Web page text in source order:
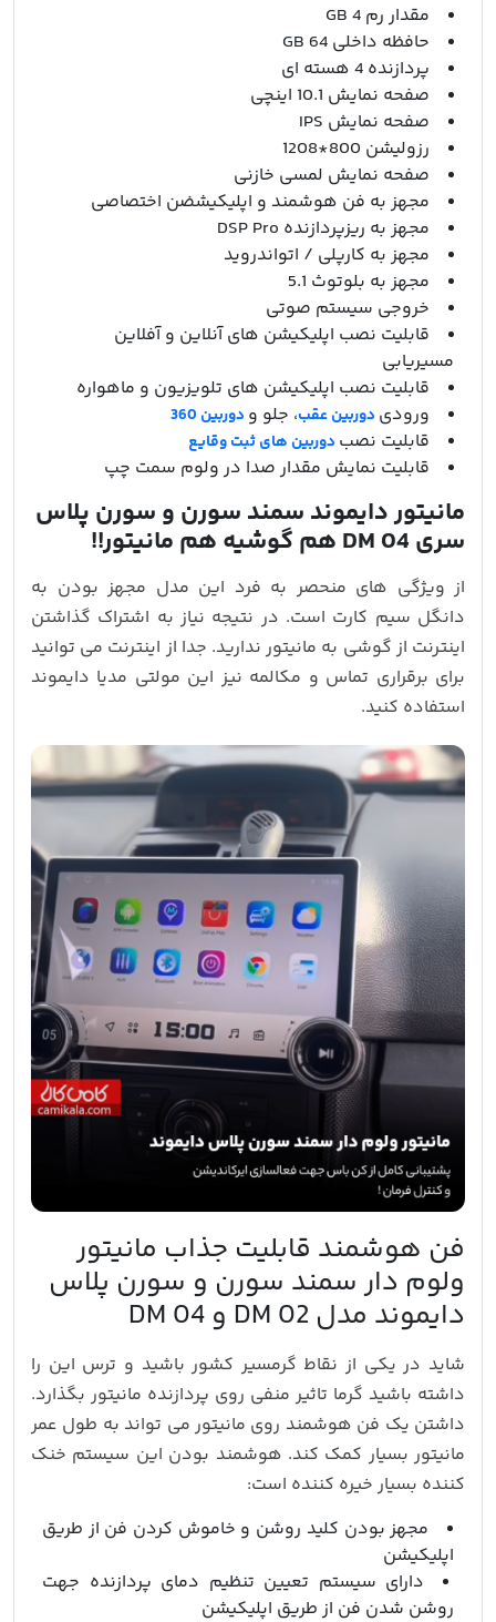
مقدار رم 4 GB
حافظه داخلی 64 GB
پردازنده 4 هسته ای
صفحه نمایش 10.1 اینچی
صفحه نمایش IPS
رزولیشن 800*1208
صفحه نمایش لمسی خازنی
مجهز به فن هوشمند و اپلیکیشضن اختصاصی
مجهز به ریزپردازنده DSP Pro
مجهز به کارپلی / اتواندروید
مجهز به بلوتوث 5.1
خروجی سیستم صوتی
قابلیت نصب اپلیکیشن های آنلاین و آفلاین
مسیریابی
قابلیت نصب اپلیکیشن های تلویزیون و ماهواره
ورودی دوربین عقب، جلو و دوربین 360
قابلیت نصب دوربین های ثبت وقایع
قابلیت نمایش مقدار صدا در ولوم سمت چپ
مانیتور دایموند سمند سورن و سورن پلاس
سری DM 04 هم گوشیه هم مانیتور!!
از ویژگی های منحصر به فرد این مدل مجهز بودن به
دانگل سیم کارت است. در نتیجه نیاز به اشتراک گذاشتن
اینترنت از گوشی به مانیتور ندارید. جدا از اینترنت می توانید
برای برقراری تماس و مکالمه نیز این مولتی مدیا دایموند
استفاده کنید.
فن هوشمند قابلیت جذاب مانیتور
ولوم دار سمند سورن و سورن پلاس
دایموند مدل DM 02 و DM 04
شاید در یکی از نقاط گرمسیر کشور باشید و ترس این را
داشته باشید گرما تاثیر منفی روی پردازنده مانیتور بگذارد.
داشتن یک فن هوشمند روی مانیتور می تواند به طول عمر
مانیتور بسیار کمک کند. هوشمند بودن این سیستم خنک
کننده بسیار خیره کننده است:
مجهز بودن کلید روشن و خاموش کردن فن از طریق
اپلیکیشن
دارای سیستم تعیین تنظیم دمای پردازنده جهت
روشن شدن فن از طریق اپلیکیشن